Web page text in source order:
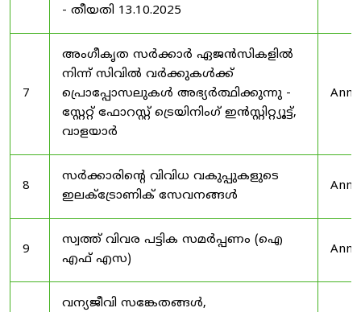
- തീയതി 13.10.2025
7
അംഗീകൃത സർക്കാർ ഏജൻസികളിൽ
നിന്ന് സിവിൽ വർക്കുകൾക്ക്
പ്രൊപ്പോസലുകൾ അഭ്യർത്ഥിക്കുന്നു -
സ്റ്റേറ്റ് ഫോറസ്റ്റ് ട്രെയിനിംഗ് ഇൻസ്റ്റിറ്റ്യൂട്ട്,
വാളയാർ
8
സർക്കാരിന്റെ വിവിധ വകുപ്പുകളുടെ
ഇലക്ട്രോണിക് സേവനങ്ങൾ
9
സ്വത്ത് വിവര പട്ടിക സമർപ്പണം (ഐ
എഫ് എസ)
വന്യജീവി സങ്കേതങ്ങൾ,